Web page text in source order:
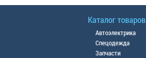
Каталог товаров
Автоэлектрика
Спецодежда
Запчасти